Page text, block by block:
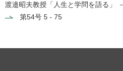
渡邉昭夫教授「人生と学問を語る」
第54号 5 - 75